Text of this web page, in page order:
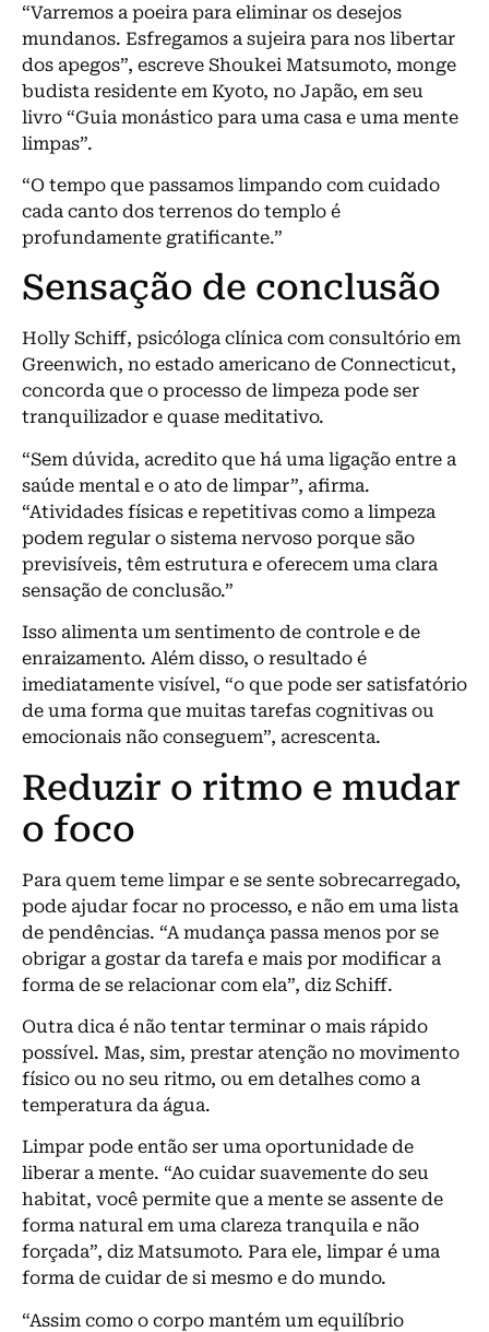
“Varremos a poeira para eliminar os desejos
mundanos. Esfregamos a sujeira para nos libertar
dos apegos”, escreve Shoukei Matsumoto, monge
budista residente em Kyoto, no Japão, em seu
livro “Guia monástico para uma casa e uma mente
limpas”.
“O tempo que passamos limpando com cuidado
cada canto dos terrenos do templo é
profundamente gratificante.”
Sensação de conclusão
Holly Schiff, psicóloga clínica com consultório em
Greenwich, no estado americano de Connecticut,
concorda que o processo de limpeza pode ser
tranquilizador e quase meditativo.
“Sem dúvida, acredito que há uma ligação entre a
saúde mental e o ato de limpar”, afirma.
“Atividades físicas e repetitivas como a limpeza
podem regular o sistema nervoso porque são
previsíveis, têm estrutura e oferecem uma clara
sensação de conclusão.”
Isso alimenta um sentimento de controle e de
enraizamento. Além disso, o resultado é
imediatamente visível, “o que pode ser satisfatório
de uma forma que muitas tarefas cognitivas ou
emocionais não conseguem”, acrescenta.
Reduzir o ritmo e mudar
o foco
Para quem teme limpar e se sente sobrecarregado,
pode ajudar focar no processo, e não em uma lista
de pendências. “A mudança passa menos por se
obrigar a gostar da tarefa e mais por modificar a
forma de se relacionar com ela”, diz Schiff.
Outra dica é não tentar terminar o mais rápido
possível. Mas, sim, prestar atenção no movimento
físico ou no seu ritmo, ou em detalhes como a
temperatura da água.
Limpar pode então ser uma oportunidade de
liberar a mente. “Ao cuidar suavemente do seu
habitat, você permite que a mente se assente de
forma natural em uma clareza tranquila e não
forçada”, diz Matsumoto. Para ele, limpar é uma
forma de cuidar de si mesmo e do mundo.
“Assim como o corpo mantém um equilíbrio